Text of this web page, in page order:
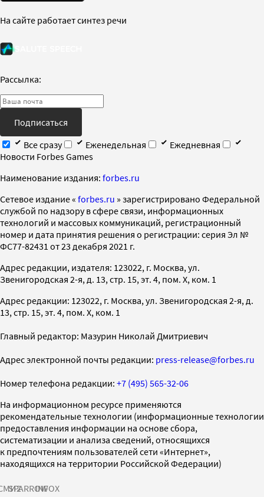
На сайте работает синтез речи
Рассылка:
Подписаться
Все сразу
Еженедельная
Ежедневная
Новости Forbes Games
Наименование издания: forbes.ru
Cетевое издание « forbes.ru » зарегистрировано Федеральной
службой по надзору в сфере связи, информационных
технологий и массовых коммуникаций, регистрационный
номер и дата принятия решения о регистрации: серия Эл №
ФС77-82431 от 23 декабря 2021 г.
Адрес редакции, издателя: 123022, г. Москва, ул.
Звенигородская 2-я, д. 13, стр. 15, эт. 4, пом. X, ком. 1
Адрес редакции: 123022, г. Москва, ул. Звенигородская 2-я, д.
13, стр. 15, эт. 4, пом. X, ком. 1
Главный редактор: Мазурин Николай Дмитриевич
Адрес электронной почты редакции: press-release@forbes.ru
Номер телефона редакции: +7 (495) 565-32-06
На информационном ресурсе применяются
рекомендательные технологии (информационные технологии
предоставления информации на основе сбора,
систематизации и анализа сведений, относящихся
к предпочтениям пользователей сети «Интернет»,
находящихся на территории Российской Федерации)
SPARROWINFOX